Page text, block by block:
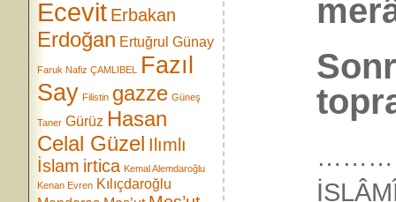
Ecevit Erbakan
Erdoğan Ertuğrul Günay
Faruk Nafiz ÇAMLIBEL
Fazıl
Say Filistin gazze Güneş
Taner Gürüz Hasan
Celal Güzel Ilımlı
İslam irtica Kemal Alemdaroğlu
Kenan Evren Kılıçdaroğlu